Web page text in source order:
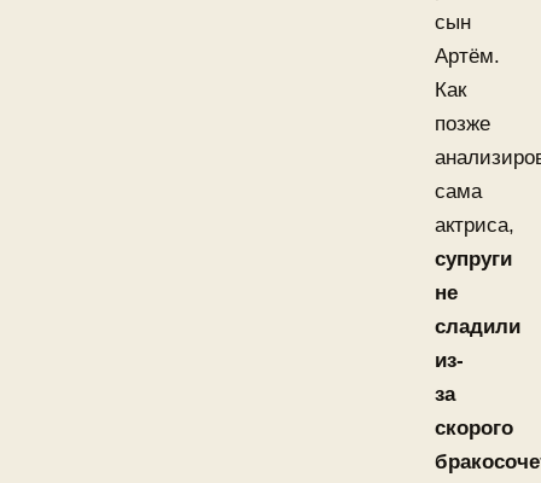
сын
Артём.
Как
позже
сама
актриса,
супруги
не
сладили
из-
за
скорого